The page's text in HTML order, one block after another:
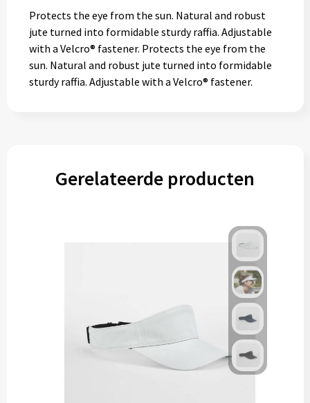
Protects the eye from the sun. Natural and robust
jute turned into formidable sturdy raffia. Adjustable
with a Velcro® fastener. Protects the eye from the
sun. Natural and robust jute turned into formidable
sturdy raffia. Adjustable with a Velcro® fastener.
Gerelateerde producten